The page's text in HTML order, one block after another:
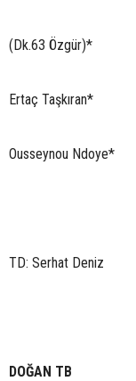
(Dk.63 Özgür)*
Ertaç Taşkıran*
Ousseynou Ndoye*
TD: Serhat Deniz
DOĞAN TB